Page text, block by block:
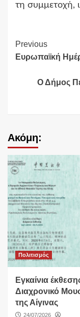
τη συμμετοχή,
Continue
Reading
Previous
Ευρωπαϊκή
Ο Δήμος
Ακόμη:
Πολιτισμός
Εγκαίνια
Διαχρονικό
της Αίγινας
24/07/2026